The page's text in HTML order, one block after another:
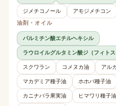
ジメチコノール
アモジメチコン
油剤・オイル
パルミチン酸エチルヘキシル
ラウロイルグルタミン酸ジ（フィト
スクワラン コメヌカ油 アル
マカデミア種子油 ホホバ種子油
カニナバラ果実油 ヒマワリ種子油